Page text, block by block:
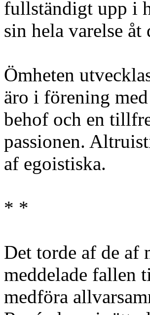
fullständigt upp i
sin hela varelse åt
Ömheten
äro i förening
behof och en
passionen.
af egoistiska.
* *
Det torde af de af
meddelade fallen
medföra